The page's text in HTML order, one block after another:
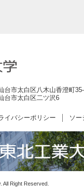
台市太白区八木山香澄町
台市太白区二ツ沢6
イバシーポリシー ソ
Right Reserved.